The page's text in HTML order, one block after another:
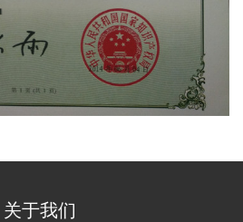
关于我们